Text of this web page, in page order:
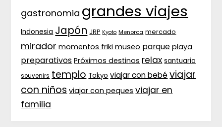
gastronomia grandes viajes
Indonesia Japón JRP Kyoto Menorca mercado
mirador momentos friki museo parque playa
preparativos Próximos destinos relax santuario
souvenirs templo Tokyo viajar con bebé viajar
con niños viajar con peques viajar en
familia